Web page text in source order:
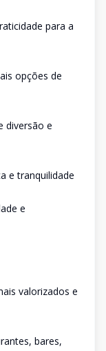
para a
opções de
diversão e
e tranquilidade
e
valorizados e
bares,